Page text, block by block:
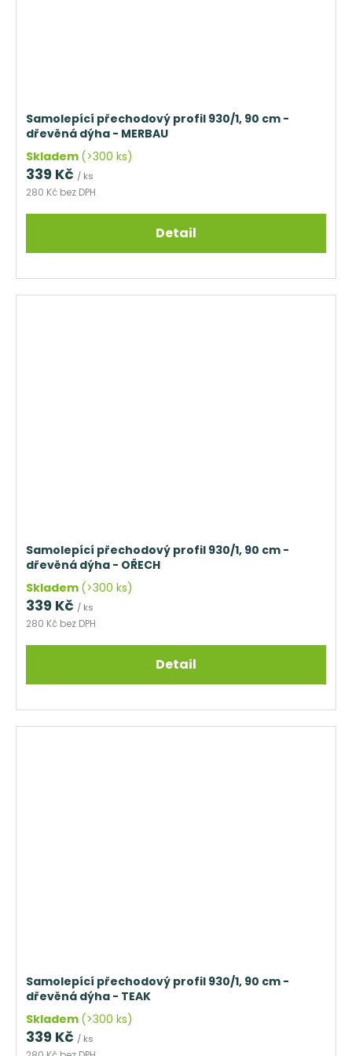
Samolepící přechodový profil 930/1, 90 cm -
dřevěná dýha - MERBAU
Skladem (>300 ks)
280 Kč bez DPH
339 Kč / ks
Detail
Samolepící přechodový profil 930/1, 90 cm -
dřevěná dýha - OŘECH
Skladem (>300 ks)
280 Kč bez DPH
339 Kč / ks
Detail
Samolepící přechodový profil 930/1, 90 cm -
dřevěná dýha - TEAK
Skladem (>300 ks)
339 Kč / ks